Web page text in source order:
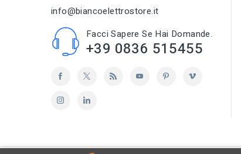
info@biancoelettrostore.it
Facci Sapere Se Hai Domande.
+39 0836 515455